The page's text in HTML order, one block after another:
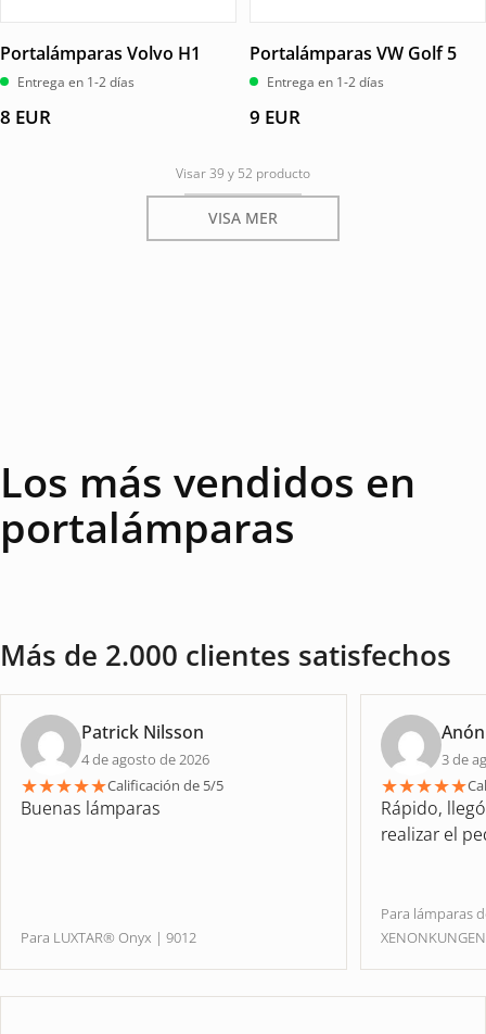
Portalámparas Volvo H1
Entrega en 1-2 días
8 EUR
Portalámparas VW Golf 5
Entrega en 1-2 días
9 EUR
Visar 39 y 52 producto
VISA MER
Los más vendidos en
portalámparas
Más de 2.000 clientes satisfechos
Patrick Nilsson
4 de agosto de 2026
★★★★★Calificación de 5/5
Buenas lámparas
Para LUXTAR® Onyx | 9012
3 de
★★★★★
Rápido,
realizar el
Para lámparas